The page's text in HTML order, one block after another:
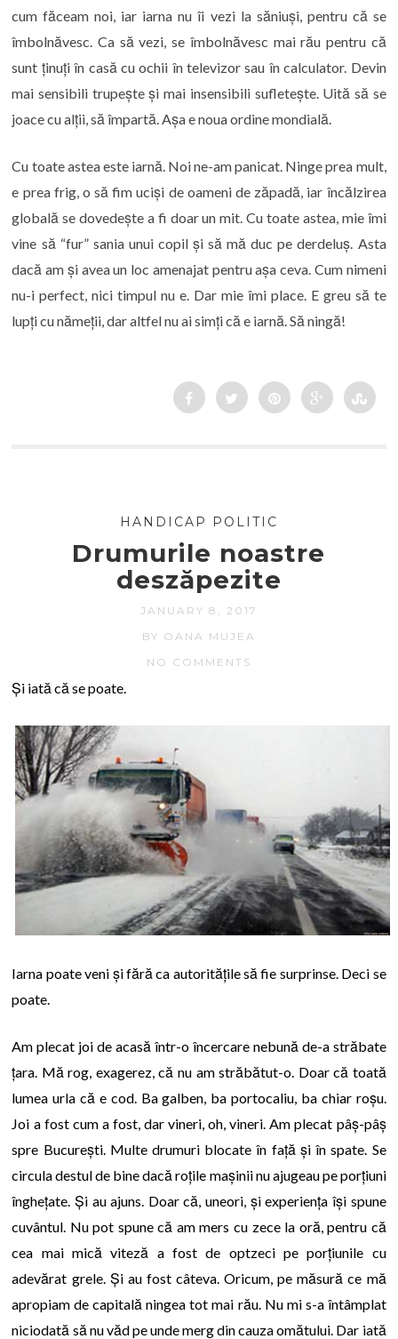
cum făceam noi, iar iarna nu îi vezi la săniuși, pentru că se
îmbolnăvesc. Ca să vezi, se îmbolnăvesc mai rău pentru că
sunt ținuți în casă cu ochii în televizor sau în calculator. Devin
mai sensibili trupește și mai insensibili sufletește. Uită să se
joace cu alții, să împartă. Așa e noua ordine mondială.
Cu toate astea este iarnă. Noi ne-am panicat. Ninge prea mult,
e prea frig, o să fim uciși de oameni de zăpadă, iar încălzirea
globală se dovedește a fi doar un mit. Cu toate astea, mie îmi
vine să “fur” sania unui copil și să mă duc pe derdeluș. Asta
dacă am și avea un loc amenajat pentru așa ceva. Cum nimeni
nu-i perfect, nici timpul nu e. Dar mie îmi place. E greu să te
lupți cu nămeții, dar altfel nu ai simți că e iarnă. Să ningă!
HANDICAP POLITIC
Drumurile noastre
deszăpezite
JANUARY 8, 2017
BY OANA MUJEA
NO COMMENTS
Și iată că se poate.
Iarna poate veni și fără ca autoritățile să fie surprinse. Deci se
poate.
Am plecat joi de acasă într-o încercare nebună de-a străbate
țara. Mă rog, exagerez, că nu am străbătut-o. Doar că toată
lumea urla că e cod. Ba galben, ba portocaliu, ba chiar roșu.
Joi a fost cum a fost, dar vineri, oh, vineri. Am plecat pâș-pâș
spre București. Multe drumuri blocate în față și în spate. Se
circula destul de bine dacă roțile mașinii nu ajugeau pe porțiuni
înghețate. Și au ajuns. Doar că, uneori, și experiența își spune
cuvântul. Nu pot spune că am mers cu zece la oră, pentru că
cea mai mică viteză a fost de optzeci pe porțiunile cu
adevărat grele. Și au fost câteva. Oricum, pe măsură ce mă
apropiam de capitală ningea tot mai rău. Nu mi s-a întâmplat
niciodată să nu văd pe unde merg din cauza omătului. Dar iată